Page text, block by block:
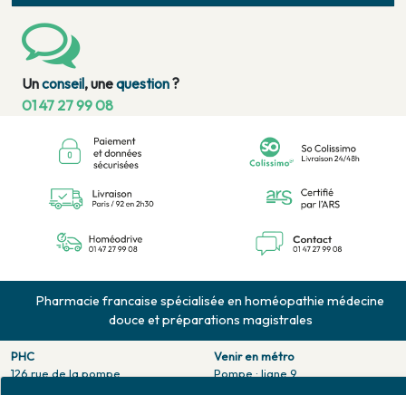
Unconseil, unequestion?
01 47 27 99 08
Pharmacie francaise spécialisée en homéopathie médecine
douce et préparations magistrales
PHC
126 rue de la pompe
Venir en métro
Pompe : ligne 9.